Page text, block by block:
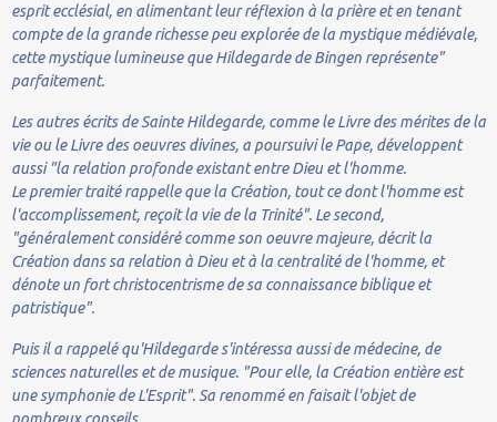
esprit ecclésial, en alimentant leur réflexion à la prière et en tenant
compte de la grande richesse peu explorée de la mystique médiévale,
cette mystique lumineuse que Hildegarde de Bingen représente"
parfaitement.
Les autres écrits de Sainte Hildegarde, comme le Livre des mérites de la
vie ou le Livre des oeuvres divines, a poursuivi le Pape, développent
aussi "la relation profonde existant entre Dieu et l'homme.
Le premier traité rappelle que la Création, tout ce dont l'homme est
l'accomplissement, reçoit la vie de la Trinité". Le second,
"généralement considéré comme son oeuvre majeure, décrit la
Création dans sa relation à Dieu et à la centralité de l'homme, et
dénote un fort christocentrisme de sa connaissance biblique et
patristique".
Puis il a rappelé qu'Hildegarde s'intéressa aussi de médecine, de
sciences naturelles et de musique. "Pour elle, la Création entière est
une symphonie de L'Esprit". Sa renommé en faisait l'objet de
nombreux conseils.